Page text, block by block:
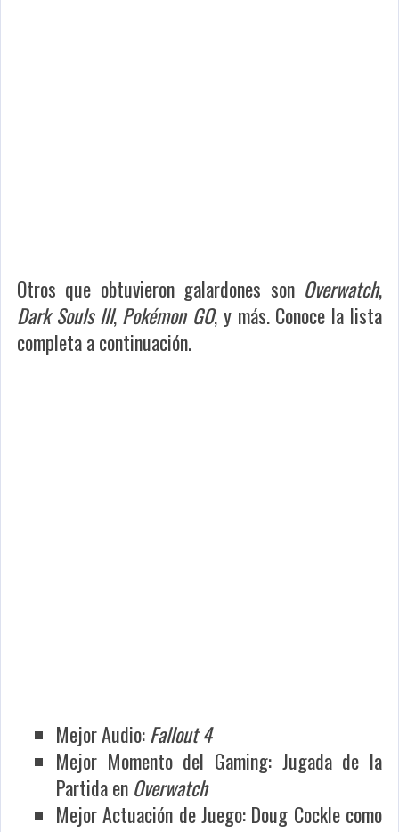
Otros que obtuvieron galardones son Overwatch,
Dark Souls III, Pokémon GO, y más. Conoce la lista
completa a continuación.
Mejor Audio:Fallout 4
Mejor Momento del Gaming: Jugada de la
Partida en Overwatch
Mejor Actuación de Juego: Doug Cockle como